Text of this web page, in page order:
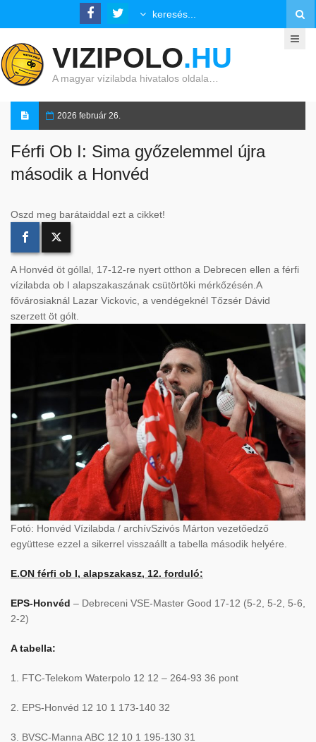
VIZIPOLO.HU
A magyar vízilabda hivatalos oldala…
2026 február 26.
Férfi Ob I: Sima győzelemmel újra
második a Honvéd
Oszd meg barátaiddal ezt a cikket!
A Honvéd öt góllal, 17-12-re nyert otthon a Debrecen ellen a férfi
vízilabda ob I alapszakaszának csütörtöki mérkőzésén.A
fővárosiaknál Lazar Vickovic, a vendégeknél Tőzsér Dávid
szerzett öt gólt.
Fotó: Honvéd Vízilabda / archívSzivós Márton vezetőedző
együttese ezzel a sikerrel visszaállt a tabella második helyére.
E.ON férfi ob I, alapszakasz, 12. forduló:
EPS-Honvéd – Debreceni VSE-Master Good 17-12 (5-2, 5-2, 5-6,
2-2)
A tabella:
1. FTC-Telekom Waterpolo 12 12 – 264-93 36 pont
2. EPS-Honvéd 12 10 1 173-140 32
3. BVSC-Manna ABC 12 10 1 195-130 31